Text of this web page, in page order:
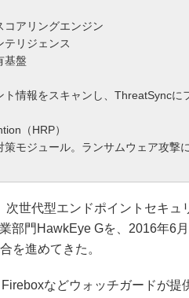
アリングエンジン
テリジェンス
盤
報をスキャンし、ThreatSyncに
（HRP）
ジュール。ランサムウェア攻撃
世代型エンドポイントセキュ
部門HawkEye Gを、2016年6
を進めてきた。
などウォッチガードが提